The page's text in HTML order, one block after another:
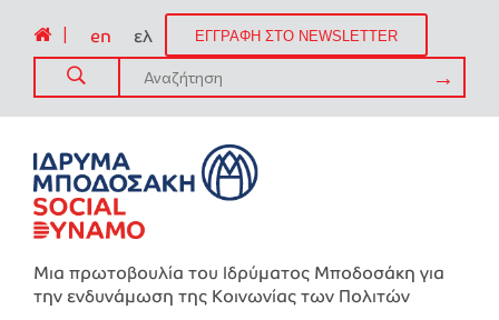
en ελ ΕΓΓΡΑΦΗ ΣΤΟ NEWSLETTER
Μια πρωτοβουλία του Ιδρύματος Μποδοσάκη για
την ενδυνάμωση της Kοινωνίας των Πολιτών